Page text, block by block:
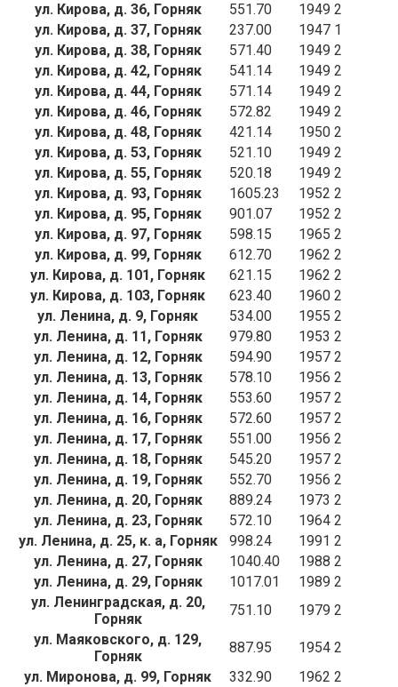
ул. Кирова, д. 36, Горняк
551.70 1949 2
ул. Кирова, д. 37, Горняк
237.00 1947 1
ул. Кирова, д. 38, Горняк
571.40 1949 2
ул. Кирова, д. 42, Горняк
541.14 1949 2
ул. Кирова, д. 44, Горняк
571.14 1949 2
ул. Кирова, д. 46, Горняк
572.82 1949 2
ул. Кирова, д. 48, Горняк
421.14 1950 2
ул. Кирова, д. 53, Горняк
521.10 1949 2
ул. Кирова, д. 55, Горняк
520.18 1949 2
ул. Кирова, д. 93, Горняк
1605.23 1952 2
ул. Кирова, д. 95, Горняк
901.07 1952 2
ул. Кирова, д. 97, Горняк
598.15 1965 2
ул. Кирова, д. 99, Горняк
612.70 1962 2
ул. Кирова, д. 101, Горняк
621.15 1962 2
ул. Кирова, д. 103, Горняк
623.40 1960 2
ул. Ленина, д. 9, Горняк
534.00 1955 2
ул. Ленина, д. 11, Горняк
979.80 1953 2
ул. Ленина, д. 12, Горняк
594.90 1957 2
ул. Ленина, д. 13, Горняк
578.10 1956 2
ул. Ленина, д. 14, Горняк
553.60 1957 2
ул. Ленина, д. 16, Горняк
572.60 1957 2
ул. Ленина, д. 17, Горняк
551.00 1956 2
ул. Ленина, д. 18, Горняк
545.20 1957 2
ул. Ленина, д. 19, Горняк
552.70 1956 2
ул. Ленина, д. 20, Горняк
889.24 1973 2
ул. Ленина, д. 23, Горняк
572.10 1964 2
ул. Ленина, д. 25, к. а, Горняк
998.24 1991 2
ул. Ленина, д. 27, Горняк
1040.40 1988 2
ул. Ленина, д. 29, Горняк
1017.01 1989 2
ул. Ленинградская, д. 20,
Горняк
751.10 1979 2
ул. Маяковского, д. 129,
Горняк
887.95 1954 2
ул. Миронова, д. 99, Горняк
332.90 1962 2